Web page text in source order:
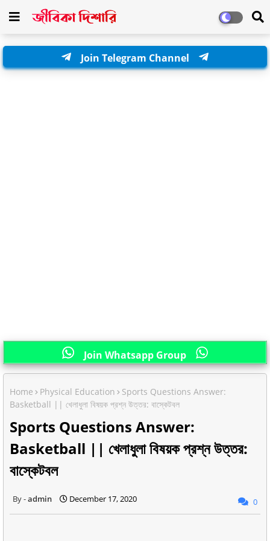
Join Telegram Channel
Join Whatsapp Group
Home Physical Education
Sports Questions Answer:
Basketball || খেলাধুলা বিষয়ক প্রশ্ন উত্তর: বাস্কেটবল
Sports Questions Answer:
Basketball || খেলাধুলা বিষয়ক প্রশ্ন উত্তর:
বাস্কেটবল
admin December 17, 2020 0